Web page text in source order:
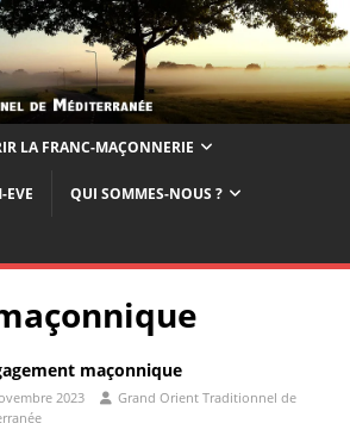
LA FRANC-MAÇONNERIE
EVE QUI SOMMES-NOUS ?
maçonnique
2023
Grand Orient Traditionnel de